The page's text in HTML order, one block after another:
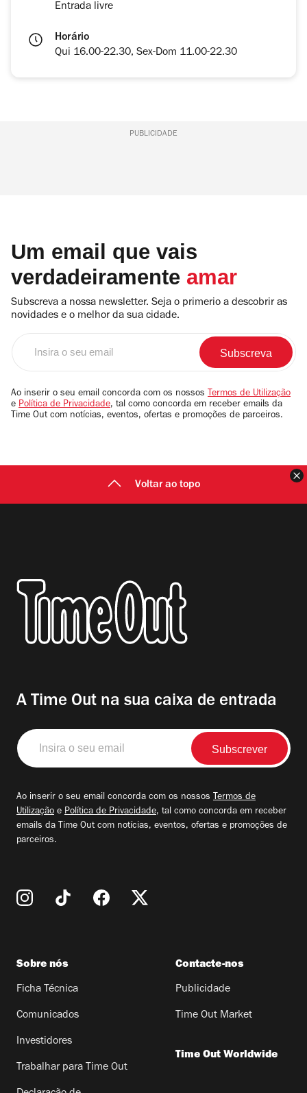
Entrada livre
Horário
Qui 16.00-22.30, Sex-Dom 11.00-22.30
PUBLICIDADE
Um email que vais
verdadeiramente amar
Subscreva a nossa newsletter. Seja o primerio a descobrir as
novidades e o melhor da sua cidade.
email
Ao inserir o seu email concorda com os nossos Termos de Utilização
e Política de Privacidade, tal como concorda em receber emails da
Time Out com notícias, eventos, ofertas e promoções de parceiros.
Voltar ao topo
A Time Out na sua caixa de entrada
Insira
o
seu
Ao inserir o seu email concorda com os nossos Termos de
Utilização e Política de Privacidade, tal como concorda em receber
emails da Time Out com notícias, eventos, ofertas e promoções de
parceiros.
Sobre nós
Ficha Técnica
Comunicados
Investidores
Trabalhar para Time Out
Contacte-nos
Publicidade
Time Out Market
Time Out Worldwide